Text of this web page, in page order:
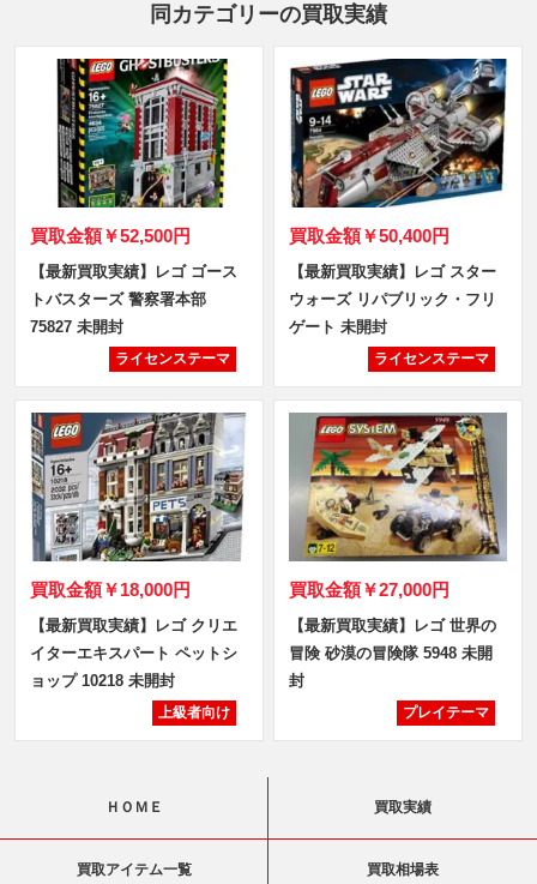
同カテゴリーの買取実績
買取金額￥52,500円
【最新買取実績】レゴ ゴース
トバスターズ 警察署本部
75827 未開封
ライセンステーマ
買取金額￥50,400円
【最新買取実績】レゴ スター
ウォーズ リパブリック・フリ
ゲート 未開封
ライセンステーマ
買取金額￥18,000円
【最新買取実績】レゴ クリエ
イターエキスパート ペットシ
ョップ 10218 未開封
上級者向け
買取金額￥27,000円
【最新買取実績】レゴ 世界の
冒険 砂漠の冒険隊 5948 未開
封
プレイテーマ
ＨＯＭＥ 買取実績
買取アイテム一覧 買取相場表